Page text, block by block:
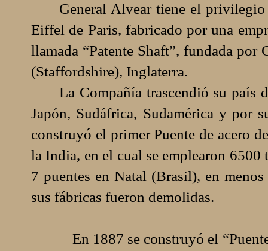
General Alvear tiene el
Eiffel de Paris, fabricado por una
llamada “Patente Shaft”, fundada por
(Staffordshire), Inglaterra.
La Compañía trascendió su país
Japón, Sudáfrica, Sudamérica y por
construyó el primer Puente de acero
la India, en el cual se emplearon
7 puentes en Natal (Brasil), en
sus fábricas fueron demolidas.
En 1887 se construyó el “Puente